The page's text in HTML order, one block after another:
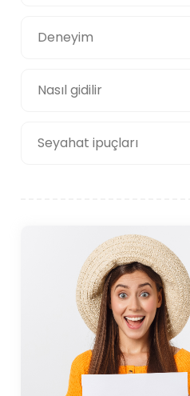
Deneyim
Nasıl gidilir
Seyahat ipuçları